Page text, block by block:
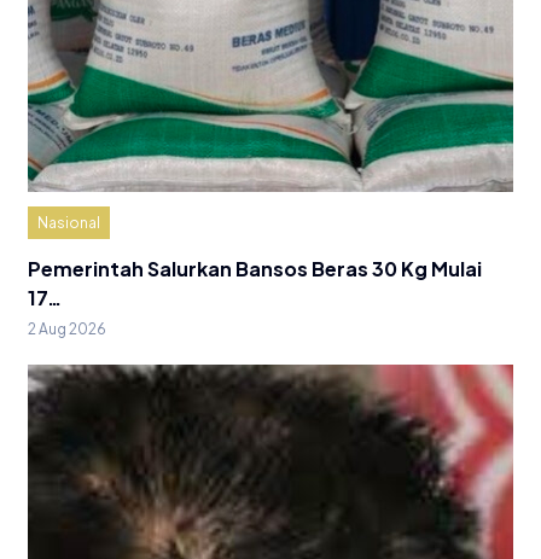
Nasional
Pemerintah Salurkan Bansos Beras 30 Kg Mulai
17…
2 Aug 2026